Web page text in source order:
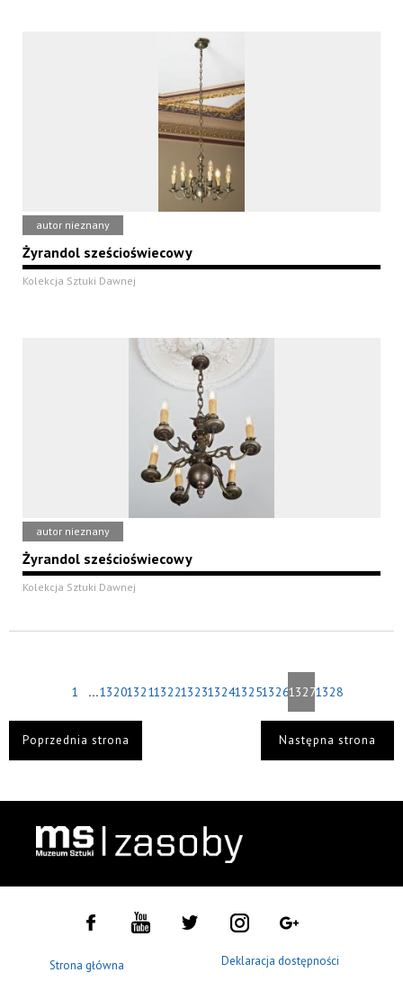
autor nieznany
Żyrandol sześcioświecowy
Kolekcja Sztuki Dawnej
autor nieznany
Żyrandol sześcioświecowy
Kolekcja Sztuki Dawnej
1 ...132013211322132313241325132613271328
Poprzednia strona Następna strona
Strona główna Deklaracja dostępności